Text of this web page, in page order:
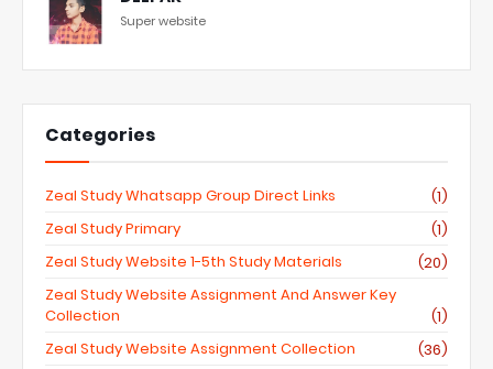
Super website
Categories
Zeal Study Whatsapp Group Direct Links
(1)
Zeal Study Primary
(1)
Zeal Study Website 1-5th Study Materials
(20)
Zeal Study Website Assignment And Answer Key
Collection
(1)
Zeal Study Website Assignment Collection
(36)